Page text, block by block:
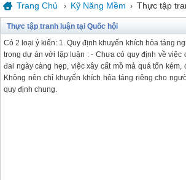
Trang Chủ › Kỹ Năng Mềm › Thực tập
Thực tập tranh luận tại Quốc hội
Có 2 loại ý kiến: 1. Quy định khuyến khích hỏa táng
trong dự án với lập luận : - Chưa có quy định về việc
đai ngày càng hẹp, việc xây cất mồ mả quá tốn kém,
Không nên chỉ khuyến khích hỏa táng riêng cho
quy định chung.